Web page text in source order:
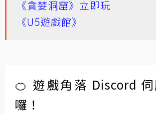
《貪婪洞窟》立即玩
《U5遊戲館》
🍊 遊戲角落 Discord
囉！